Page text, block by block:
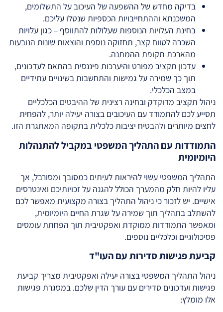
בדיקה מחדש של ההשפעה של העיכוב על התשלומים,
המשכנתא וההתחייבויות הכספיות שנטלו עליכם.
בחינת העלויות הנוספות שעלולות להתווסף – כגון עלויות
השכרה לטווח קצר, תחזוקה נוספת והוצאות שונות הנובעות
מהארכת תקופת ההמתנה.
עדכון תקציב מפורט והיערכות פיננסית בהתאם לעדכונים,
תוך כך שמירה על גמישות והתחשבות בשינויים עתידיים
במצב הכלכלי.
ניהול תקציב מדוקדק ובחינה רצינית של ההיבטים הכלכליים
תסייע לכם להתמודד עם העיכובים בצורה יעילה יותר, להפחית
לחצים מיותרים ולהבטיח יציבות כלכלית בתקופה המאתגרת הזו.
התמודדות עם התהליך המשפטי במקביל להתנהלות
היומיומית
התהליך המשפטי עשוי להיראות לעיתים כמסובך ומסורבל, אך
עליו להיות חלק מהמערך הכולל להגנה על זכויותיכם ואינטרסים
אישיים. יש לזכור כי ניהול התהליך בצורה מקצועית מאפשר לכם
להשתלב בתהליך תוך שמירה על שגרת החיים היומיומית,
ומאפשר התמודדות ממוקדת ואפקטיבית תוך הפחתת עומסים
פסיכולוגיים וכלכליים נוספים.
קביעת פגישות סדירות עם העו"ד
ניהול התהליך המשפטי בצורה יעילה ואפקטיבית מצריך קביעת
פגישות ועדכונים סדירים עם עורך הדין שלכם. במסגרת פגישות
אלו מומלץ: